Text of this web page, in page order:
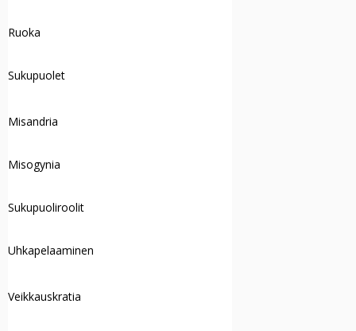
Ruoka
Sukupuolet
Misandria
Misogynia
Sukupuoliroolit
Uhkapelaaminen
Veikkauskratia